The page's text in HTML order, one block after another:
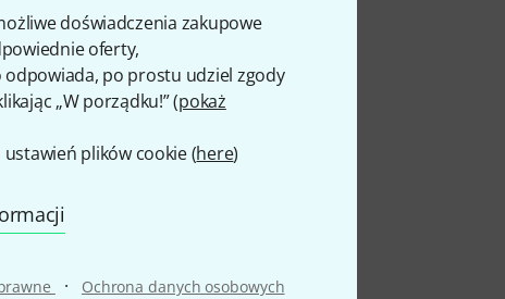
doświadczenia zakupowe
oferty,
odpowiada, po prostu udziel zgody
„W porządku!” (pokaż
plików cookie (here)
· Ochrona danych osobowych